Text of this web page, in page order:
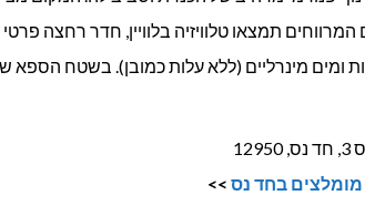
תמצאו טלוויזיה בלוויין, חדר רחצה
ומים מינרליים (ללא עלות כמובן). בשטח הספא
מומלצים בחד נס >>